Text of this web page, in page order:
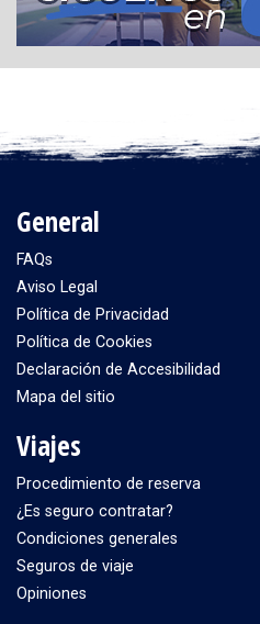
General
FAQs
Aviso Legal
Política de Privacidad
Política de Cookies
Declaración de Accesibilidad
Mapa del sitio
Viajes
Procedimiento de reserva
¿Es seguro contratar?
Condiciones generales
Seguros de viaje
Opiniones